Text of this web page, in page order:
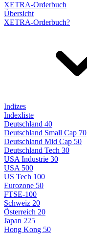
XETRA-Orderbuch
Übersicht
XETRA-Orderbuch?
Indizes
Indexliste
Deutschland 40
Deutschland Small Cap 70
Deutschland Mid Cap 50
Deutschland Tech 30
USA Industrie 30
USA 500
US Tech 100
Eurozone 50
FTSE-100
Schweiz 20
Österreich 20
Japan 225
Hong Kong 50